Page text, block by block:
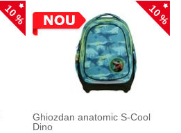
10 % 10 %
Ghiozdan anatomic S-Cool
Dino